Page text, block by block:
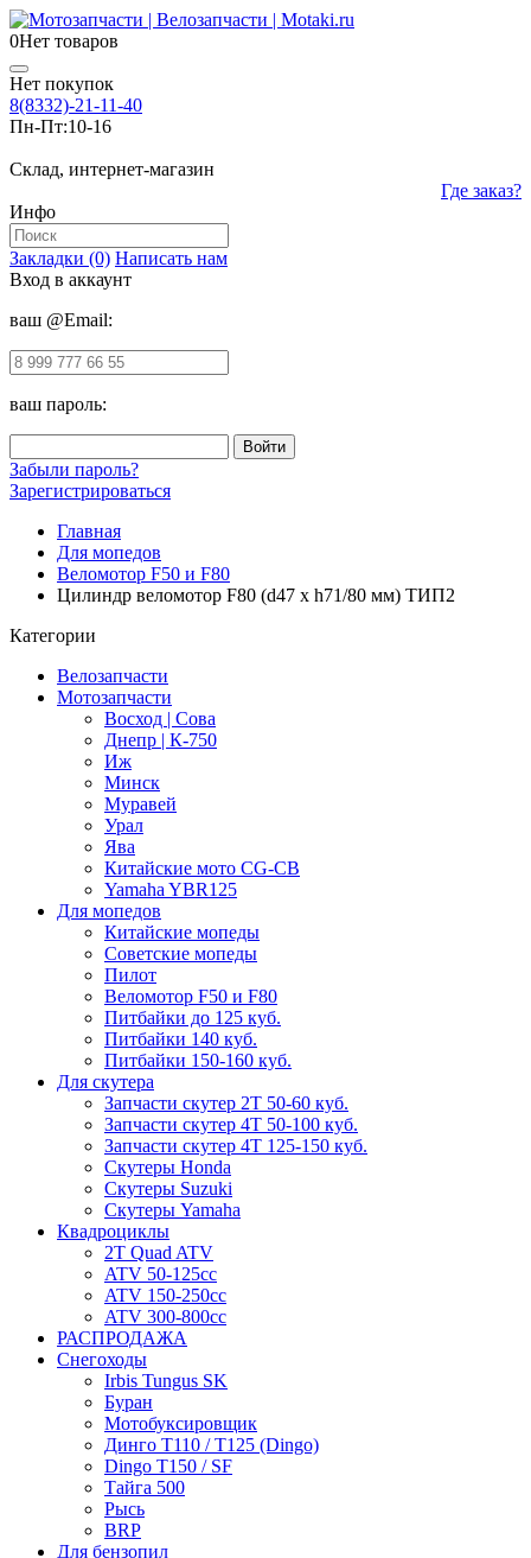
0Нет товаров
Нет покупок
8(8332)-21-11-40
Пн-Пт:10-16
Склад, интернет-магазин
Где заказ?
Инфо
Закладки (0) Написать нам
Вход в аккаунт
ваш @Email:
ваш пароль:
Забыли пароль?
Зарегистрироваться
Главная
Для мопедов
Веломотор F50 и F80
Цилиндр веломотор F80 (d47 x h71/80 мм) ТИП2
Категории
Велозапчасти
Мотозапчасти
Восход | Сова
Днепр | К-750
Иж
Минск
Муравей
Урал
Ява
Китайские мото CG-CB
Yamaha YBR125
Для мопедов
Китайские мопеды
Советские мопеды
Пилот
Веломотор F50 и F80
Питбайки до 125 куб.
Питбайки 140 куб.
Питбайки 150-160 куб.
Для скутера
Запчасти скутер 2Т 50-60 куб.
Запчасти скутер 4Т 50-100 куб.
Запчасти скутер 4Т 125-150 куб.
Скутеры Honda
Скутеры Suzuki
Скутеры Yamaha
Квадроциклы
2T Quad ATV
ATV 50-125cc
ATV 150-250cc
ATV 300-800cc
РАСПРОДАЖА
Снегоходы
Irbis Tungus SK
Буран
Мотобуксировщик
Динго T110 / T125 (Dingo)
Dingo T150 / SF
Тайга 500
Рысь
BRP
Для бензопил